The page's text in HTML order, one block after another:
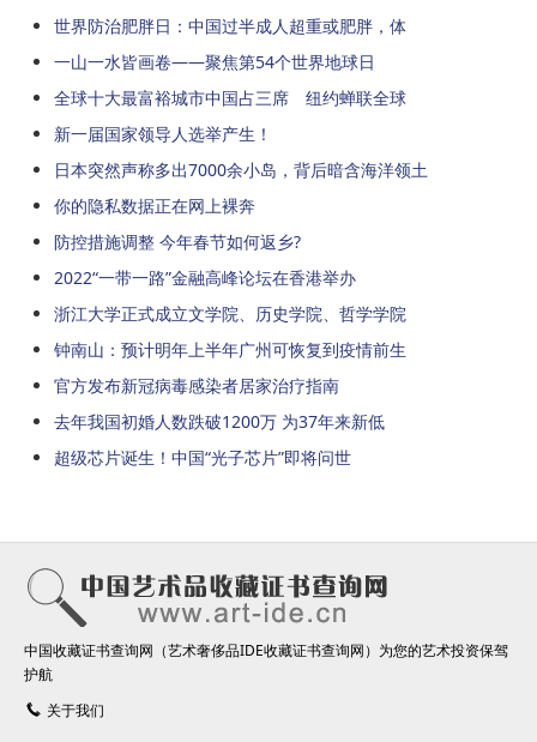
世界防治肥胖日：中国过半成人超重或肥胖，体
一山一水皆画卷——聚焦第54个世界地球日
全球十大最富裕城市中国占三席 纽约蝉联全球
新一届国家领导人选举产生！
日本突然声称多出7000余小岛，背后暗含海洋领土
你的隐私数据正在网上裸奔
防控措施调整 今年春节如何返乡?
2022“一带一路”金融高峰论坛在香港举办
浙江大学正式成立文学院、历史学院、哲学学院
钟南山：预计明年上半年广州可恢复到疫情前生
官方发布新冠病毒感染者居家治疗指南
去年我国初婚人数跌破1200万 为37年来新低
超级芯片诞生！中国“光子芯片”即将问世
中国收藏证书查询网（艺术奢侈品IDE收藏证书查询网）为您的艺术投资保驾
护航
关于我们